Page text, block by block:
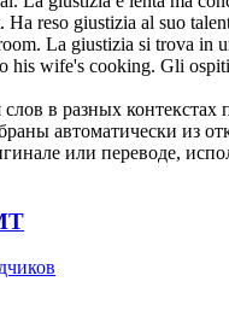
Ha reso giustizia al suo
La giustizia si trova in
his wife's cooking. Gli
в разных контекстах
автоматически из
или переводе,